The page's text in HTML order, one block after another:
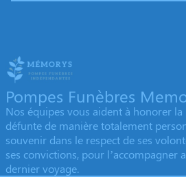
Pompes Funèbres
Nos équipes vous aident à honorer
défunte de manière totalement
souvenir dans le respect de ses
ses convictions, pour l’accompagner
dernier voyage.